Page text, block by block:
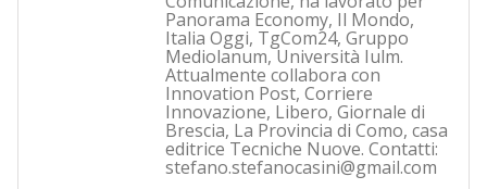
Panorama Economy, Il Mondo,
Italia Oggi, TgCom24, Gruppo
Mediolanum, Università Iulm.
Attualmente collabora con
Innovation Post, Corriere
Innovazione, Libero, Giornale di
Brescia, La Provincia di Como, casa
editrice Tecniche Nuove. Contatti:
stefano.stefanocasini@gmail.com